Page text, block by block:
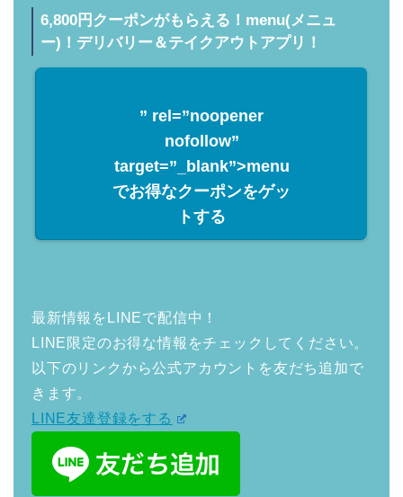
6,800円クーポンがもらえる！menu(メニュ
ー)！デリバリー＆テイクアウトアプリ！
” rel=”noopener
nofollow”
target=”_blank”>menu
でお得なクーポンをゲッ
トする
最新情報をLINEで配信中！
LINE限定のお得な情報をチェックしてください。
以下のリンクから公式アカウントを友だち追加で
きます。
LINE友達登録をする